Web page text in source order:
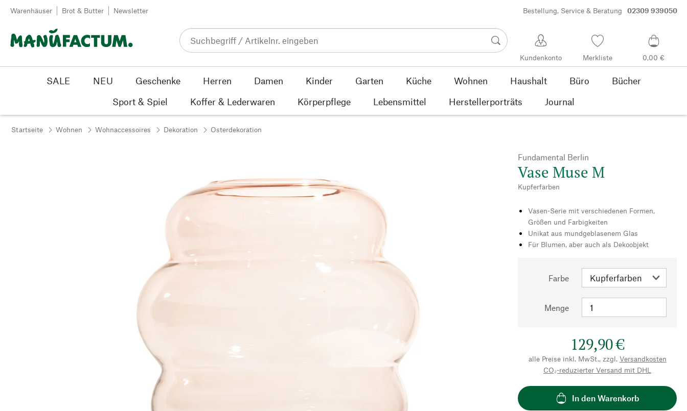
Zum Inhalt springen
Warenhäuser Brot & Butter Newsletter Bestellung, Service & Beratung 02309 939050
Kundenkonto Merkliste 0,00 €
SALE NEU Geschenke Herren Damen Kinder Garten Küche Wohnen Haushalt Büro
Bücher
Sport & Spiel
Koffer & Lederwaren Körperpflege Lebensmittel Herstellerporträts Journal
Startseite Wohnen Wohnaccessoires Dekoration Osterdekoration
Fundamental Berlin
Vase Muse M
Kupferfarben
Vasen-Serie mit verschiedenen Formen,
Größen und Farbigkeiten
Unikat aus mundgeblasenem Glas
Für Blumen, aber auch als Dekoobjekt
Farbe
Menge
129,90 €
alle Preise inkl. MwSt., zzgl. Versandkosten
CO₂-reduzierter Versand mit DHL
In den Warenkorb